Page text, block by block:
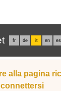
fr de it en es
alla pagina